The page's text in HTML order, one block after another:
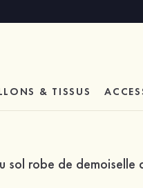
& TISSUS
sol robe de demoiselle